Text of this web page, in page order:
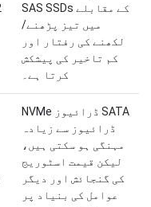
SAS SSDs کے مقابلے
میں تیز پڑھنے/
لکھنے کی رفتار اور
کم تاخیر کی پیشکش
کرتا ہے۔
NVMe ڈرائیوز SATA
ڈرائیوز سے زیادہ
مہنگی ہو سکتی ہیں،
لیکن قیمت اسٹوریج
کی گنجائش اور دیگر
عوامل کی بنیاد پر